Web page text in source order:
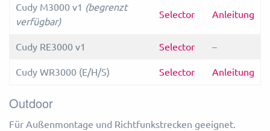
Cudy M3000 v1 (begrenzt
verfügbar)
Selector Anleitung
Cudy RE3000 v1 Selector –
Cudy WR3000 (E/H/S) Selector Anleitung
Outdoor
Für Außenmontage und Richtfunkstrecken geeignet.